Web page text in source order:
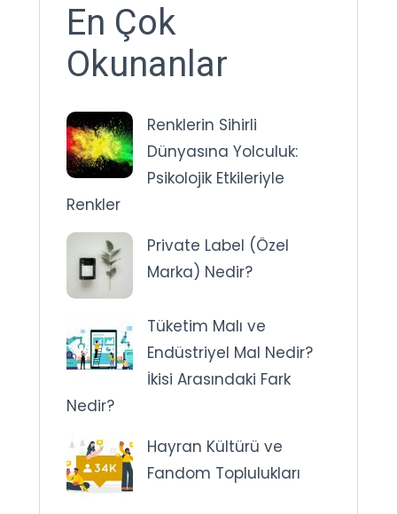
En Çok
Okunanlar
Renklerin Sihirli
Dünyasına Yolculuk:
Psikolojik Etkileriyle
Renkler
Private Label (Özel
Marka) Nedir?
Tüketim Malı ve
Endüstriyel Mal Nedir?
İkisi Arasındaki Fark
Nedir?
Hayran Kültürü ve
Fandom Toplulukları